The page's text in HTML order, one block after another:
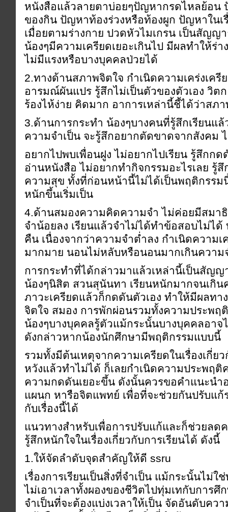
หนังสือแล้วลายตาบ่อยๆปัญหากรดไหลย้อน
ของกิน ปัญหาท้องร่วงหรือท้องผูก ปัญหาในเ
เมื่อยตามร่างกาย ปวดหัวไมเกรน เป็นสัญญ
น้องๆมีความเครียดเยอะเกินไป มีผลทำให้ร่
ไม่มีแรงหรือบางบุคคลป่วยได้
2.ทางด้านสภาพจิตใจ กำเนิดความเคร่งเครี
อารมณ์ผันแปร รู้สึกไม่เป็นตัวของตัวเอง วิต
ร้องไห้ง่าย คิดมาก อาการเหล่านี้ชี้ได้ว่าสภ
3.ด้านการกระทำ น้องๆบางคนที่รู้สึกเรียนแล้
ความจำเป็น จะรู้สึกอยากตัดขาดจากสังคม
อยากไปพบเพื่อนฝูง ไม่อยากไปเรียน รู้สึกก
อ่านหนังสือ ไม่อยากทำกิจกรรมอะไรเลย รู้สึ
ความสุข ทั้งที่ก่อนหน้านี้ไม่ได้เป็นพฤติกรรมนี้
หนักขึ้นเริ่มเป็น
4.ด้านสมองความคิดความจำ ไม่ค่อยมีสมา
จำน้อยลง เรียนแล้วจำไม่ได้ทำข้อสอบไม่ไ
คืน เนื่องจากว่าความจำต่ำลง กำเนิดความ
มากมาย นอนไม่หลับหรือนอนมากเกินความ
การกระทำที่ได้กล่าวมาแล้วเหล่านี้เป็นสัญ
น้องๆนิสิต สวนสุนันทา เรียนหนักมากจนเกิน
ภาวะเครียดแล้วก็กดดันตัวเอง ทำให้มีผลท
จิตใจ สมอง การพักผ่อนรวมทั้งความประพฤ
น้องๆบางบุคคลรู้ตัวแม้กระนั้นบางบุคคลอาจ
ดังกล่าวหากน้องนักศึกษามีพฤติกรรมแบบนี้
รวมทั้งมีต้นเหตุจากความเครียดในเรื่องเกี่ย
หวังแล้วทำไม่ได้ ก็เลยกำเนิดความประพฤติ
ความกดดันเยอะขึ้น ดังนั้นควรขอคำแนะนำ
แผนก หารือจิตแพทย์ เพื่อที่จะช่วยกันปรับแก้
กับเรื่องนี้ได้
แนวทางสำหรับเพื่อการปรับแก้และก็ช่วยลด
รู้สึกหนักใจในเรื่องเกี่ยวกับการเรียนได้ ดังนี้
1.ให้จัดลำดับจุดสำคัญให้ดี ssru
เรื่องการเรียนเป็นสิ่งที่จำเป็น แม้กระนั้นไม่
ไม่เอาเวลาทั้งผองของชีวิตไปทุ่มเทกับการศึ
จำเป็นที่จะต้องแบ่งเวลาให้เป็น จัดอันดับคว